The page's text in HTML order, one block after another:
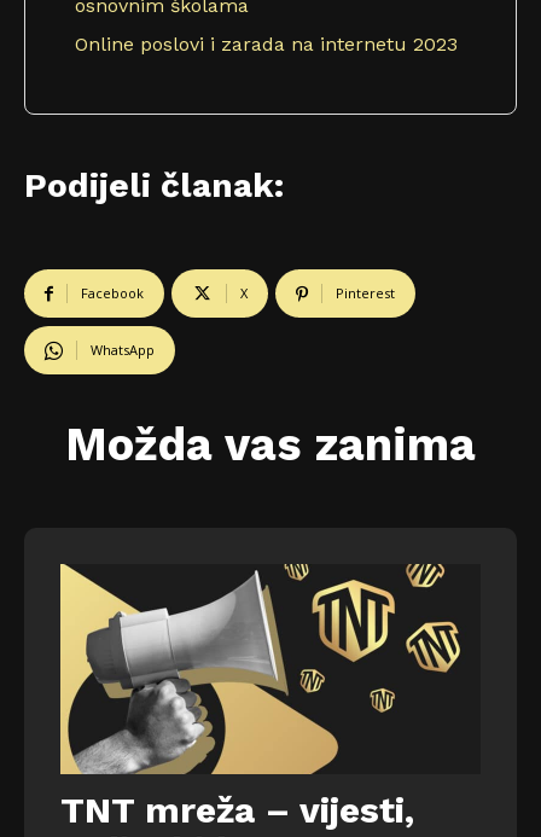
osnovnim školama
Online poslovi i zarada na internetu 2023
Podijeli članak:
Facebook X Pinterest
WhatsApp
Možda vas zanima
TNT mreža – vijesti,